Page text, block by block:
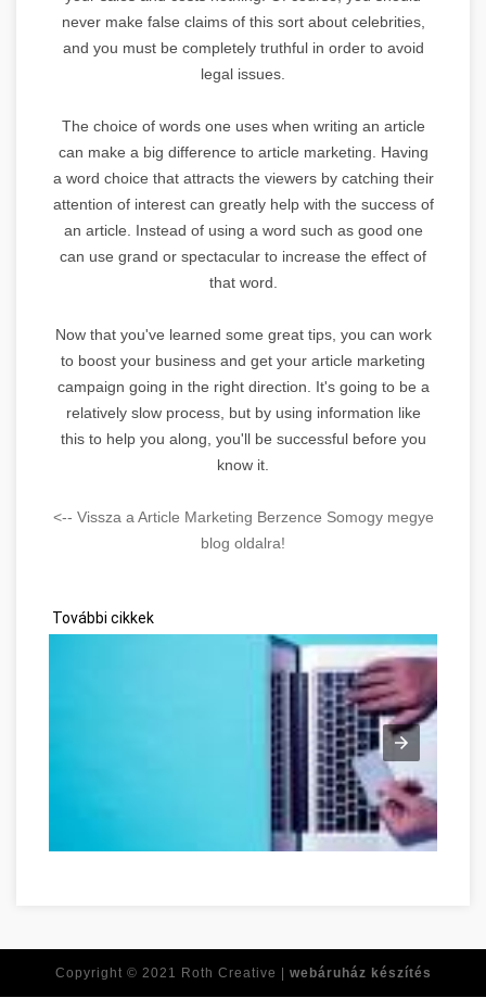
never make false claims of this sort about celebrities,
and you must be completely truthful in order to avoid
legal issues.
The choice of words one uses when writing an article
can make a big difference to article marketing. Having
a word choice that attracts the viewers by catching their
attention of interest can greatly help with the success of
an article. Instead of using a word such as good one
can use grand or spectacular to increase the effect of
that word.
Now that you've learned some great tips, you can work
to boost your business and get your article marketing
campaign going in the right direction. It's going to be a
relatively slow process, but by using information like
this to help you along, you'll be successful before you
know it.
<-- Vissza a Article Marketing Berzence Somogy megye
blog oldalra!
További cikkek
Copyright © 2021 Roth Creative | webáruház készítés